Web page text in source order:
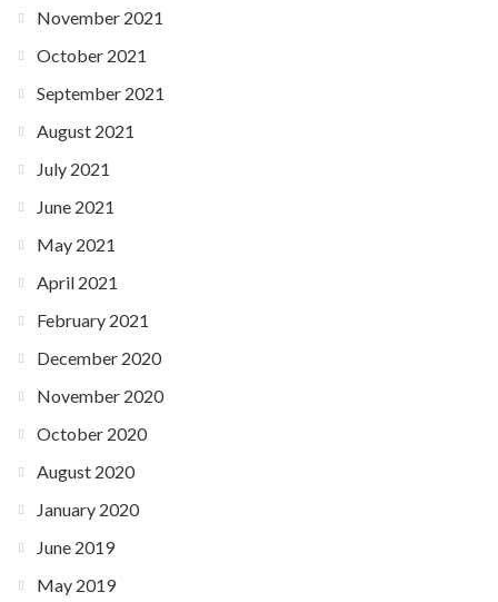
November 2021
October 2021
September 2021
August 2021
July 2021
June 2021
May 2021
April 2021
February 2021
December 2020
November 2020
October 2020
August 2020
January 2020
June 2019
May 2019